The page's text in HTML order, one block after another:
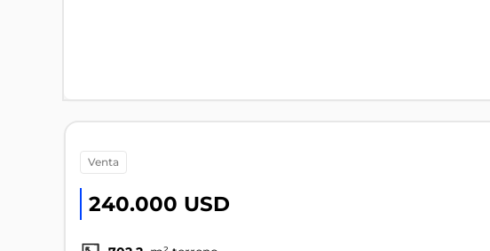
venta
240.000 USD